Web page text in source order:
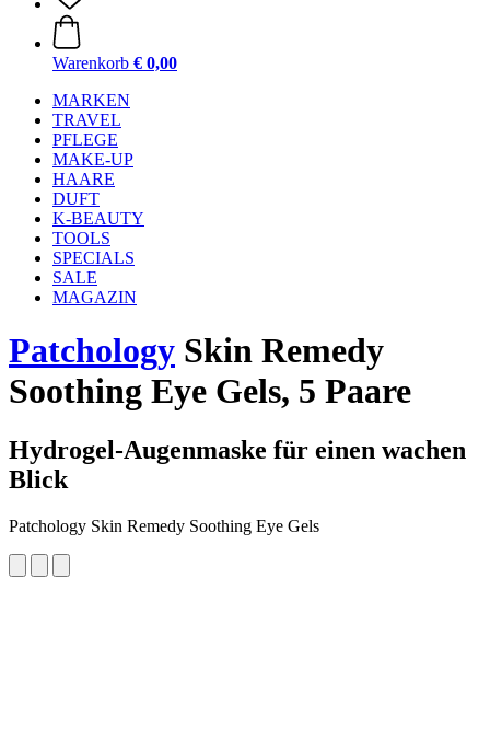
Warenkorb € 0,00
MARKEN
TRAVEL
PFLEGE
MAKE-UP
HAARE
DUFT
K-BEAUTY
TOOLS
SPECIALS
SALE
MAGAZIN
Patchology Skin Remedy
Soothing Eye Gels, 5 Paare
Hydrogel-Augenmaske für einen wachen
Blick
Patchology Skin Remedy Soothing Eye Gels